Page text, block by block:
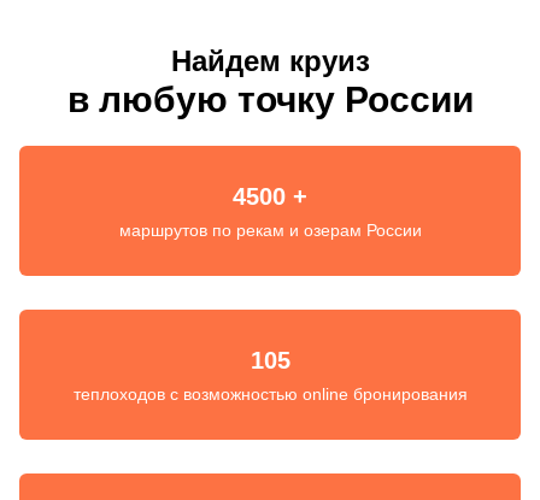
Найдем круиз
в любую точку России
4500 +
маршрутов по рекам и озерам России
105
теплоходов с возможностью online бронирования